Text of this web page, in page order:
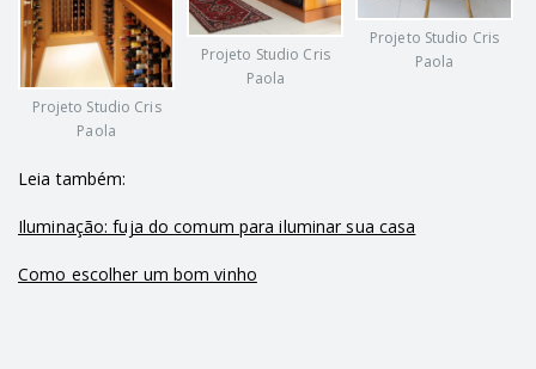
Projeto Studio Cris
Paola
Projeto Studio Cris
Paola
Projeto Studio Cris
Paola
Leia também:
Iluminação: fuja do comum para iluminar sua casa
Como escolher um bom vinho